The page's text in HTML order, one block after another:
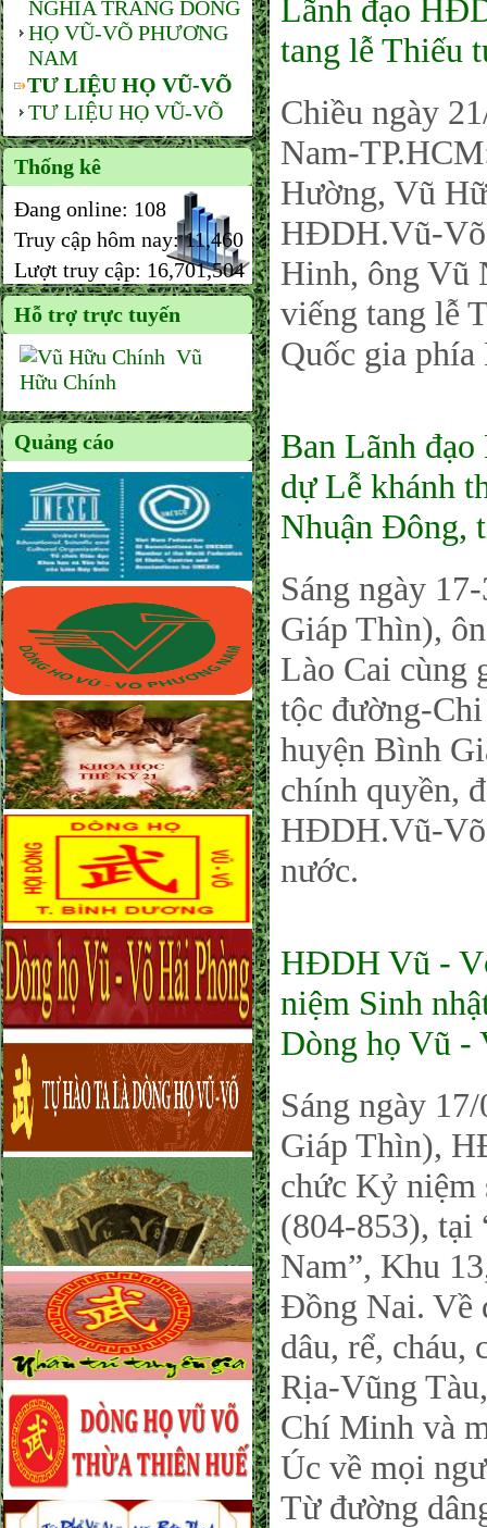
NGHĨA TRANG DÒNG
HỌ VŨ-VÕ PHƯƠNG
NAM
TƯ LIỆU HỌ VŨ-VÕ
TƯ LIỆU HỌ VŨ-VÕ
Thống kê
Đang online: 108
Truy cập hôm nay:11,460
Lượt truy cập: 16,701,504
Hỗ trợ trực tuyến
Vũ
Hữu Chính
Quảng cáo
Lãnh đạo
tang lễ Thiếu
Chiều ngày
Nam-
Hường, Vũ
HĐDH.Vũ-
Hinh, ông Vũ
viếng tang lễ
Quốc gia
Ban Lãnh
dự Lễ khánh
Nhuận Đông,
Sáng ngày
Giáp Thìn),
Lào Cai cùng
tộc đường-
huyện Bình
chính quyền,
HĐDH.Vũ-Võ
nước.
HĐDH Vũ -
niệm Sinh
Dòng họ Vũ -
Sáng ngày
Giáp Thìn),
chức Kỷ niệm
(804-853), tại
Nam”, Khu
Đồng Nai. Về
dâu, rể, cháu,
Rịa-Vũng
Chí Minh và
Úc về mọi
Từ đường